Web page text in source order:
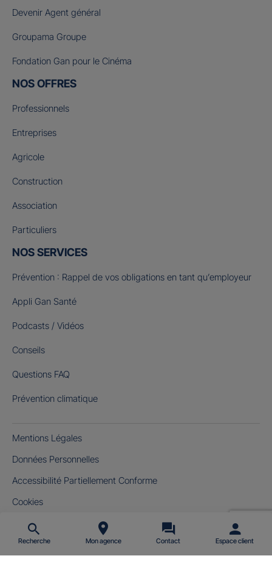
Recherche Mon agence Contact Espace client
Devenir Agent général
Groupama Groupe
Fondation Gan pour le Cinéma
NOS OFFRES
Professionnels
Entreprises
Agricole
Construction
Association
Particuliers
NOS SERVICES
Prévention : Rappel de vos obligations en tant qu’employeur
Appli Gan Santé
Podcasts / Vidéos
Conseils
Questions FAQ
Prévention climatique
Mentions Légales
Données Personnelles
Accessibilité Partiellement Conforme
Cookies
Gérer mes cookies